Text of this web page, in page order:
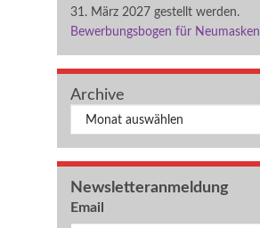
31. März 2027 gestellt werden.
Bewerbungsbogen für Neumasken
Archive
Archiv
Newsletteranmeldung
Email